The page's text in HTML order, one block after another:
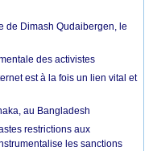
de Dimash Qudaibergen, le
des activistes
est à la fois un lien vital et
au Bangladesh
restrictions aux
les sanctions